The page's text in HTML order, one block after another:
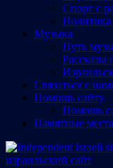
Спорт с
Политика
Музыка
Путь
Рассказы
Cвязаться с
Помощь сайту
Помощь
Памятные места